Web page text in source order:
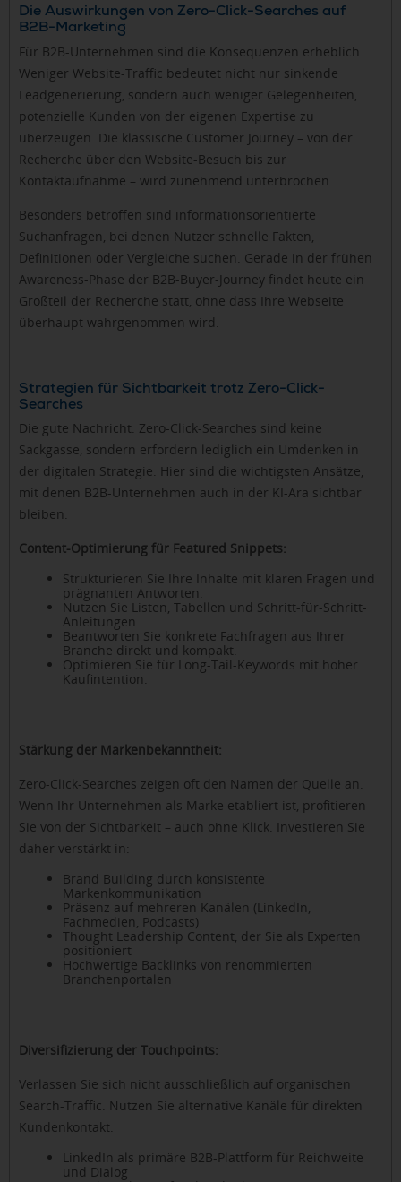
Die Auswirkungen von Zero-Click-Searches auf
B2B-Marketing
Für B2B-Unternehmen sind die Konsequenzen erheblich.
Weniger Website-Traffic bedeutet nicht nur sinkende
Leadgenerierung, sondern auch weniger Gelegenheiten,
potenzielle Kunden von der eigenen Expertise zu
überzeugen. Die klassische Customer Journey – von der
Recherche über den Website-Besuch bis zur
Kontaktaufnahme – wird zunehmend unterbrochen.
Besonders betroffen sind informationsorientierte
Suchanfragen, bei denen Nutzer schnelle Fakten,
Definitionen oder Vergleiche suchen. Gerade in der frühen
Awareness-Phase der B2B-Buyer-Journey findet heute ein
Großteil der Recherche statt, ohne dass Ihre Webseite
überhaupt wahrgenommen wird.
Strategien für Sichtbarkeit trotz Zero-Click-
Searches
Die gute Nachricht: Zero-Click-Searches sind keine
Sackgasse, sondern erfordern lediglich ein Umdenken in
der digitalen Strategie. Hier sind die wichtigsten Ansätze,
mit denen B2B-Unternehmen auch in der KI-Ära sichtbar
bleiben:
Content-Optimierung für Featured Snippets:
Strukturieren Sie Ihre Inhalte mit klaren Fragen und
prägnanten Antworten.
Nutzen Sie Listen, Tabellen und Schritt-für-Schritt-
Anleitungen.
Beantworten Sie konkrete Fachfragen aus Ihrer
Branche direkt und kompakt.
Optimieren Sie für Long-Tail-Keywords mit hoher
Kaufintention.
Stärkung der Markenbekanntheit:
Zero-Click-Searches zeigen oft den Namen der Quelle an.
Wenn Ihr Unternehmen als Marke etabliert ist, profitieren
Sie von der Sichtbarkeit – auch ohne Klick. Investieren Sie
daher verstärkt in:
Brand Building durch konsistente
Markenkommunikation
Präsenz auf mehreren Kanälen (LinkedIn,
Fachmedien, Podcasts)
Thought Leadership Content, der Sie als Experten
positioniert
Hochwertige Backlinks von renommierten
Branchenportalen
Diversifizierung der Touchpoints:
Verlassen Sie sich nicht ausschließlich auf organischen
Search-Traffic. Nutzen Sie alternative Kanäle für direkten
Kundenkontakt:
LinkedIn als primäre B2B-Plattform für Reichweite
und Dialog